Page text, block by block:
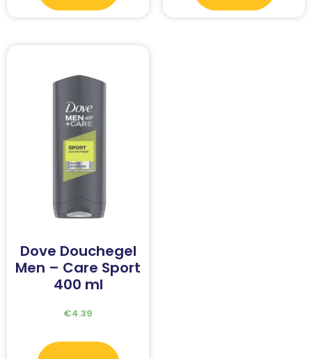
Dove Douchegel
Men – Care Sport
400 ml
€4.39